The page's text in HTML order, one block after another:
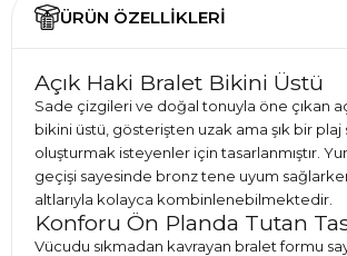
ÜRÜN ÖZELLIKLERI
Açık Haki Bralet Bikini Üstü
Sade çizgileri ve doğal tonuyla öne çıkan
bikini üstü, gösterişten uzak ama şık bir plaj
oluşturmak isteyenler için tasarlanmıştır.
geçişi sayesinde bronz tene uyum
altlarıyla kolayca kombinlenebilmektedir.
Konforu Ön Planda Tutan
Vücudu sıkmadan kavrayan bralet formu